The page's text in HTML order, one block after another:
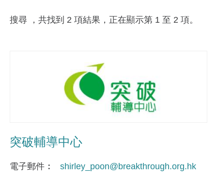
搜尋 ，共找到 2 項結果，正在顯示第 1 至 2 項。
突破輔導中心
電子郵件 shirley_poon@breakthrough.org.hk